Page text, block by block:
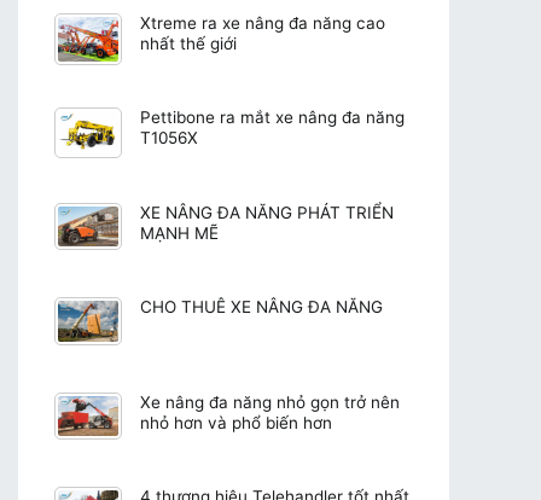
Xtreme ra xe nâng đa năng cao
nhất thế giới
Pettibone ra mắt xe nâng đa năng
T1056X
XE NÂNG ĐA NĂNG PHÁT TRIỂN
MẠNH MẼ
CHO THUÊ XE NÂNG ĐA NĂNG
Xe nâng đa năng nhỏ gọn trở nên
nhỏ hơn và phổ biến hơn